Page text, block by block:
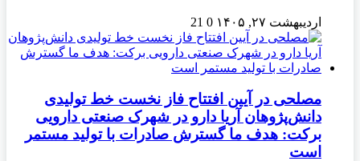
اردیبهشت ۲۷, ۱۴۰۵ 0
21
مصلحی در آیین افتتاح فاز نخست خط تولیدی
دانش‌پژوهان آریا دارو در شهرک صنعتی دارویی
برکت: هدف ما گسترش صادرات با تولید مستمر
است